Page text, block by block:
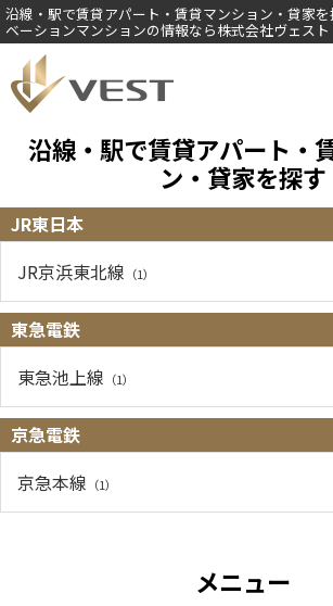
沿線・駅で賃貸アパート・賃貸マンション・貸家
ベーションマンションの情報なら株式会社ヴェスト
沿線・駅で賃貸アパート・
ン・貸家を探す
JR東日本
JR京浜東北線 （1）
東急電鉄
東急池上線 （1）
京急電鉄
京急本線 （1）
メニュー